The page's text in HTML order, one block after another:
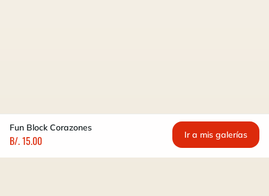
Fun Block Corazones
B/. 15.00 Ir a mis galerías